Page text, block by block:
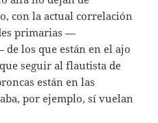
con la actual correlación
primarias —
los que están en el ajo
seguir al flautista de
están en las
por ejemplo, sí vuelan